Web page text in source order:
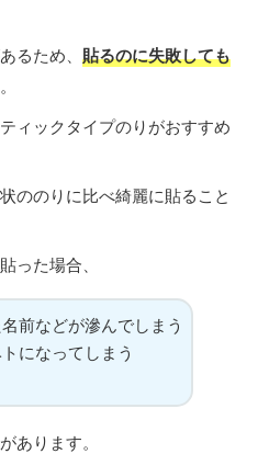
るため、 貼るのに失敗しても
ィックタイプのりがおすすめ
ののりに比べ綺麗に貼ること
った場合、
前などが滲んでしまう
になってしまう
あります。